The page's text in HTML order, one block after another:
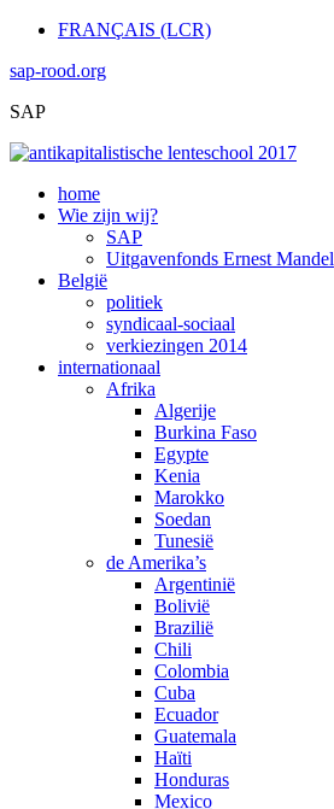
FRANÇAIS (LCR)
sap-rood.org
SAP
home
Wie zijn wij?
SAP
Uitgavenfonds Ernest Mandel
België
politiek
syndicaal-sociaal
verkiezingen 2014
internationaal
Afrika
Algerije
Burkina Faso
Egypte
Kenia
Marokko
Soedan
Tunesië
de Amerika’s
Argentinië
Bolivië
Brazilië
Chili
Colombia
Cuba
Ecuador
Guatemala
Haïti
Honduras
Mexico